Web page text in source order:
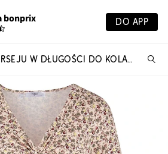
bonprix DO APP
SUKIENKA Z DŻERSEJU W DŁUGOŚCI DO KOLAN, Z MIESZANKI WISKOZY